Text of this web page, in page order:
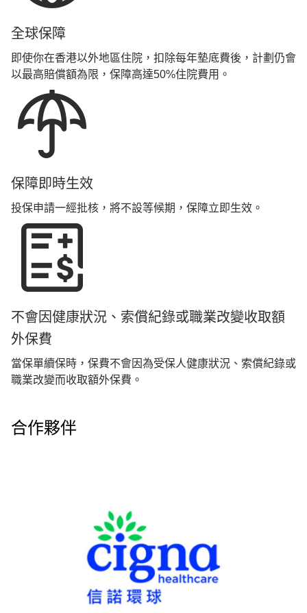
全球保障
即使你在香港以外地區住院，扣除每年墊底費後，計劃仍會
以最高賠償額為限，保障高達50%住院費用。
保障即時生效
投保申請一經批核，將不設等候期，保障立即生效。
不會因健康狀況、索償紀錄或職業改變收取額
外保費
當保單續保時，保費不會因為受保人健康狀況、索償紀錄或
職業改變而收取額外保費。
合作夥伴